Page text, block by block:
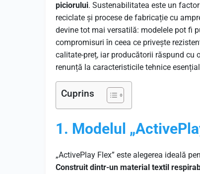
piciorului. Sustenabilitatea este un factor
reciclate și procese de fabricație cu
devine tot mai versatilă: modelele pot fi
compromisuri în ceea ce privește
calitate-preț, iar producătorii răspund cu
renunță la caracteristicile tehnice
Cuprins
1. Modelul
„ActivePlay Flex” este alegerea ideală
Construit dintr-un material textil